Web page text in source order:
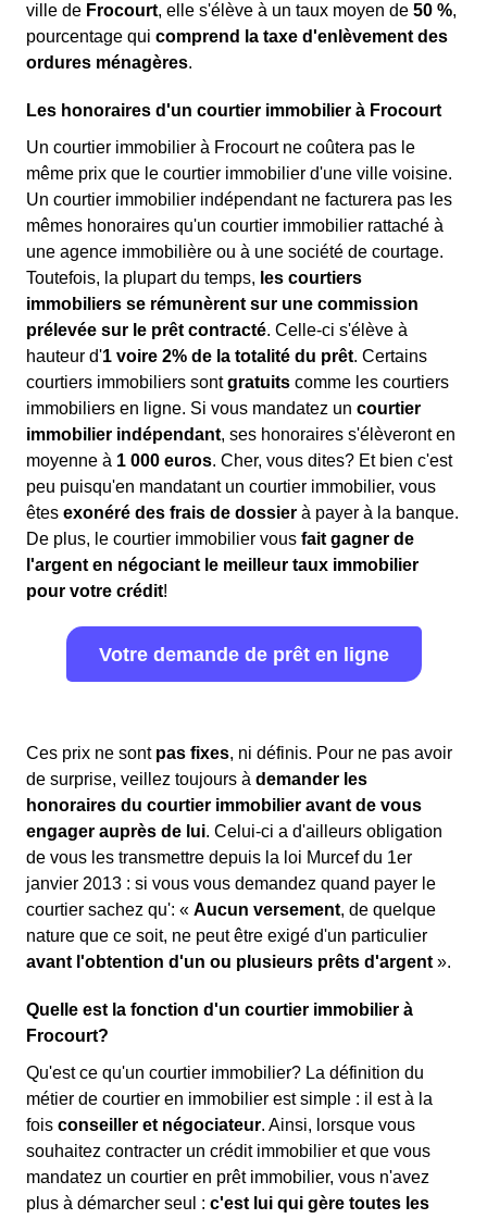
ville de Frocourt, elle s'élève à un taux moyen de 50 %,
pourcentage qui comprend la taxe d'enlèvement des
ordures ménagères.
Les honoraires d'un courtier immobilier à Frocourt
Un courtier immobilier à Frocourt ne coûtera pas le
même prix que le courtier immobilier d'une ville voisine.
Un courtier immobilier indépendant ne facturera pas les
mêmes honoraires qu'un courtier immobilier rattaché à
une agence immobilière ou à une société de courtage.
Toutefois, la plupart du temps, les courtiers
immobiliers se rémunèrent sur une commission
prélevée sur le prêt contracté. Celle-ci s'élève à
hauteur d'1 voire 2% de la totalité du prêt. Certains
courtiers immobiliers sontgratuits comme les courtiers
immobiliers en ligne. Si vous mandatez un courtier
immobilier indépendant, ses honoraires s'élèveront en
moyenne à 1 000 euros. Cher, vous dites? Et bien c'est
peu puisqu'en mandatant un courtier immobilier, vous
êtes exonéré des frais de dossier à payer à la banque.
De plus, le courtier immobilier vous fait gagner de
l'argent en négociant le meilleur taux immobilier
pour votre crédit!
Votre demande de prêt en ligne
Ces prix ne sont pas fixes, ni définis. Pour ne pas avoir
de surprise, veillez toujours à demander les
honoraires du courtier immobilier avant de vous
engager auprès de lui. Celui-ci a d'ailleurs obligation
de vous les transmettre depuis la loi Murcef du 1er
janvier 2013 : si vous vous demandez quand payer le
courtier sachez qu': « Aucun versement, de quelque
nature que ce soit, ne peut être exigé d'un particulier
avant l'obtention d'un ou plusieurs prêts d'argent ».
Quelle est la fonction d'un courtier immobilier à
Frocourt?
Qu'est ce qu'un courtier immobilier? La définition du
métier de courtier en immobilier est simple : il est à la
fois conseiller et négociateur. Ainsi, lorsque vous
souhaitez contracter un crédit immobilier et que vous
mandatez un courtier en prêt immobilier, vous n'avez
plus à démarcher seul : c'est lui qui gère toutes les